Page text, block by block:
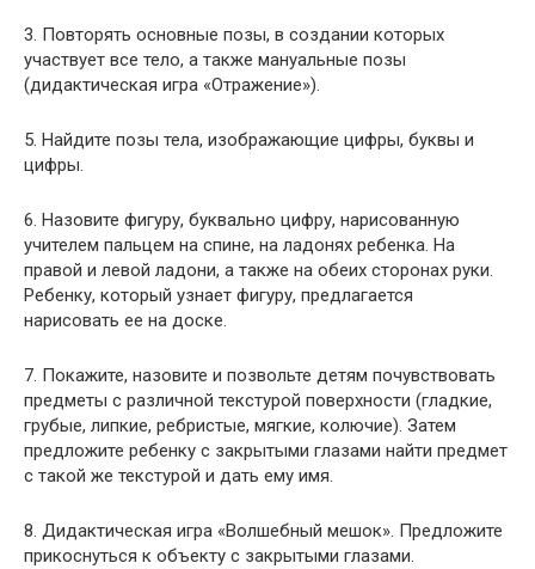
3. Повторять основные позы, в создании которых
участвует все тело, а также мануальные позы
(дидактическая игра «Отражение»).
5. Найдите позы тела, изображающие цифры, буквы и
цифры.
6. Назовите фигуру, буквально цифру, нарисованную
учителем пальцем на спине, на ладонях ребенка. На
правой и левой ладони, а также на обеих сторонах руки.
Ребенку, который узнает фигуру, предлагается
нарисовать ее на доске.
7. Покажите, назовите и позвольте детям почувствовать
предметы с различной текстурой поверхности (гладкие,
грубые, липкие, ребристые, мягкие, колючие). Затем
предложите ребенку с закрытыми глазами найти предмет
с такой же текстурой и дать ему имя.
8. Дидактическая игра «Волшебный мешок». Предложите
прикоснуться к объекту с закрытыми глазами.